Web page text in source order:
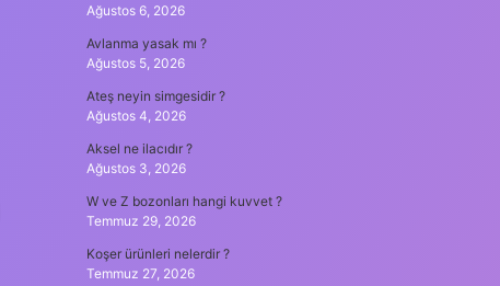
Ağustos 6, 2026
Avlanma yasak mı ?
Ağustos 5, 2026
Ateş neyin simgesidir ?
Ağustos 4, 2026
Aksel ne ilacıdır ?
Ağustos 3, 2026
W ve Z bozonları hangi kuvvet ?
Temmuz 29, 2026
Koşer ürünleri nelerdir ?
Temmuz 27, 2026